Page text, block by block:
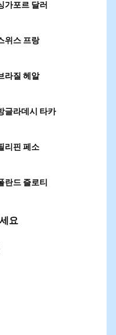
가포르 달러
위스 프랑
라질 헤알
글라데시 타카
리핀 페소
란드 즐로티
요